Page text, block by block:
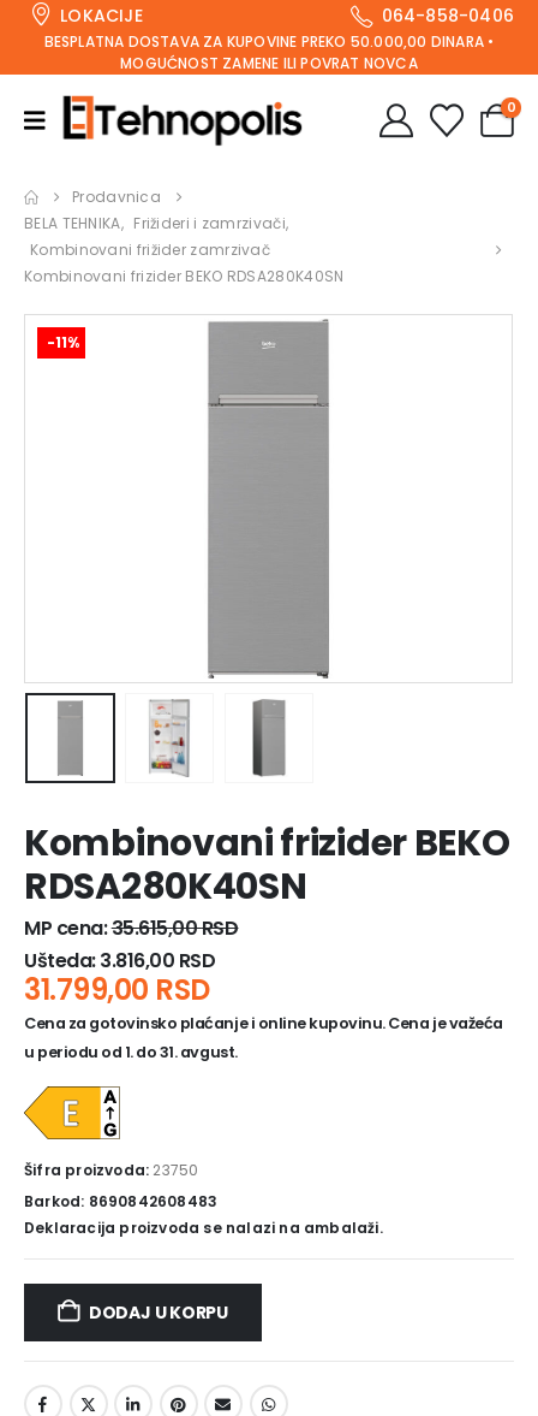
LOKACIJE 064-858-0406
BESPLATNA DOSTAVA ZA KUPOVINE PREKO 50.000,00 DINARA •
MOGUĆNOST ZAMENE ILI POVRAT NOVCA
0
Prodavnica
BELA TEHNIKA, Frižideri i zamrzivači,
Kombinovani frižider zamrzivač
Kombinovani frizider BEKO RDSA280K40SN
-11%
Kombinovani frizider BEKO
RDSA280K40SN
MP cena:35.615,00RSD
Ušteda:3.816,00 RSD
31.799,00 RSD
Cena za gotovinsko plaćanje i online kupovinu. Cena je važeća
u periodu od 1. do 31. avgust.
Šifra proizvoda: 23750
Barkod: 8690842608483
Deklaracija proizvoda se nalazi na ambalaži.
DODAJ U KORPU